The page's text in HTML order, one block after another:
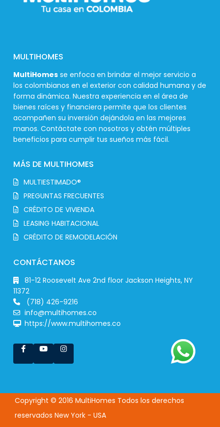
MULTIHOMES
MultiHomes se enfoca en brindar el mejor servicio a
los colombianos en el exterior con calidad humana y de
forma dinámica. Nuestra experiencia en el área de
bienes raíces y financiera permite que los clientes
acompañen su inversión dejándola en las mejores
manos. Contáctate con nosotros y obtén múltiples
beneficios para cumplir tus sueños más fácil.
MÁS DE MULTIHOMES
MULTIESTIMADO®
PREGUNTAS FRECUENTES
CRÉDITO DE VIVIENDA
LEASING HABITACIONAL
CRÉDITO DE REMODELACIÓN
CONTÁCTANOS
81-12 Roosevelt Ave 2nd floor Jackson Heights, NY
11372
(718) 426-9216
info@multihomes.co
https://www.multihomes.co
Copyright © 2016 MultiHomes Todos los derechos
reservados New York - USA